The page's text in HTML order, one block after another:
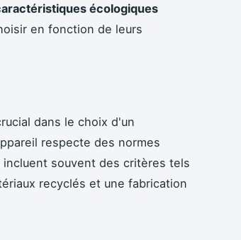
écologiques
en fonction de leurs
dans le choix d'un
respecte des normes
souvent des critères tels
recyclés et une fabrication